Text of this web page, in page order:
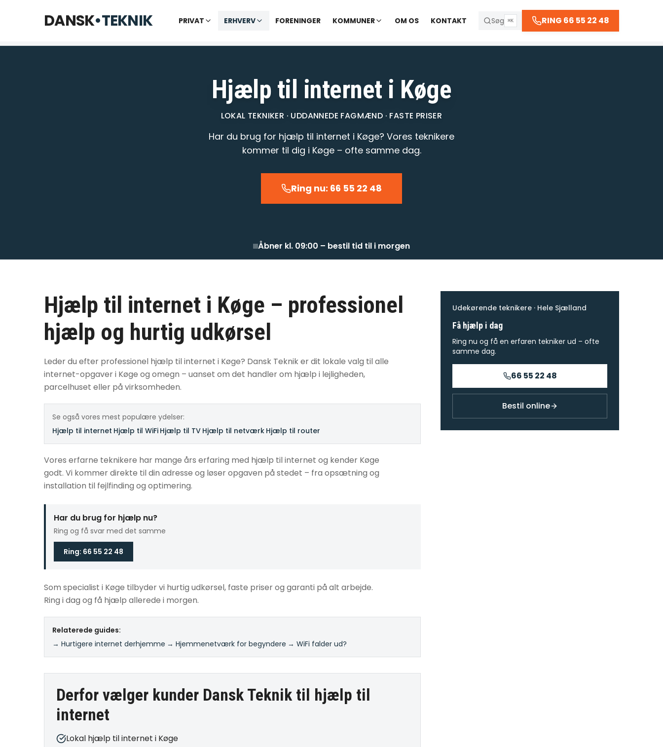
DANSK•TEKNIK PRIVAT ERHVERV FORENINGER KOMMUNER OM OS KONTAKT Søg ⌘K RING 66 55 22 48
Åbner kl. 09:00 66 55 22 48
Hjælp til internet i Køge
LOKAL TEKNIKER · UDDANNEDE FAGMÆND · FASTE PRISER
Har du brug for hjælp til internet i Køge? Vores teknikere
kommer til dig i Køge – ofte samme dag.
Ring nu: 66 55 22 48
Åbner kl. 09:00 – bestil tid til i morgen
Hjælp til internet i Køge – professionel
hjælp og hurtig udkørsel
Leder du efter professionel hjælp til internet i Køge? Dansk Teknik er dit lokale valg til alle
internet-opgaver i Køge og omegn – uanset om det handler om hjælp i lejligheden,
parcelhuset eller på virksomheden.
Se også vores mest populære ydelser:
Hjælp til internet Hjælp til WiFi Hjælp til TV Hjælp til netværk Hjælp til router
Vores erfarne teknikere har mange års erfaring med hjælp til internet og kender Køge
godt. Vi kommer direkte til din adresse og løser opgaven på stedet – fra opsætning og
installation til fejlfinding og optimering.
Har du brug for hjælp nu?
Ring og få svar med det samme
Ring: 66 55 22 48
Som specialist i Køge tilbyder vi hurtig udkørsel, faste priser og garanti på alt arbejde.
Ring i dag og få hjælp allerede i morgen.
Relaterede guides:
→ Hurtigere internet derhjemme → Hjemmenetværk for begyndere → WiFi falder ud?
Derfor vælger kunder Dansk Teknik til hjælp til
internet
Lokal hjælp til internet i Køge
Udekørende teknikere · Hele Sjælland
Få hjælp i dag
Ring nu og få en erfaren tekniker ud – ofte
samme dag.
66 55 22 48
Bestil online